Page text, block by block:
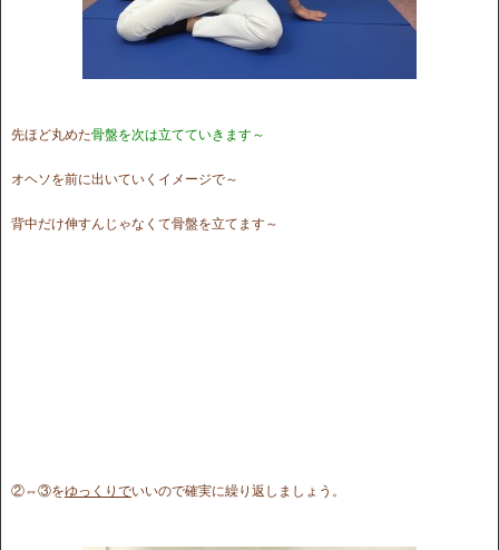
先ほど丸めた骨盤を次は立てていきます～
オヘソを前に出いていくイメージで～
背中だけ伸すんじゃなくて骨盤を立てます～
②⇔③をゆっくりでいいので確実に繰り返しましょう。